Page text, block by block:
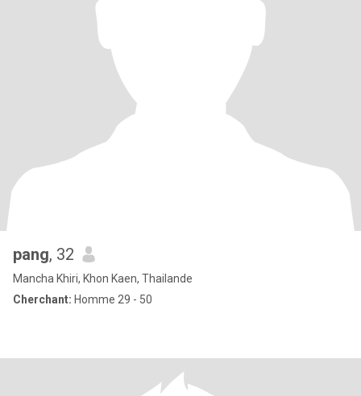
pang, 32
Mancha Khiri, Khon Kaen, Thailande
Cherchant: Homme 29 - 50